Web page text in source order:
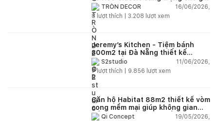
đình trẻ
TRÒN DECOR
16/06/2026,
8 lượt thích | 3.208 lượt xem
Jeremy’s Kitchen - Tiệm bánh
300m2 tại Đà Nẵng thiết kế
phong cách công nghiệp hiện đại
ngập tràn ánh sáng tự nhiên
S2studio
11/06/2026,
7lượt thích | 9.856 lượt xem
Căn hộ Habitat 88m2 thiết kế vòm
cong mềm mại giúp không gian
sống hiện đại trở nên ấm áp hơn
Qi Concept
19/05/2026,